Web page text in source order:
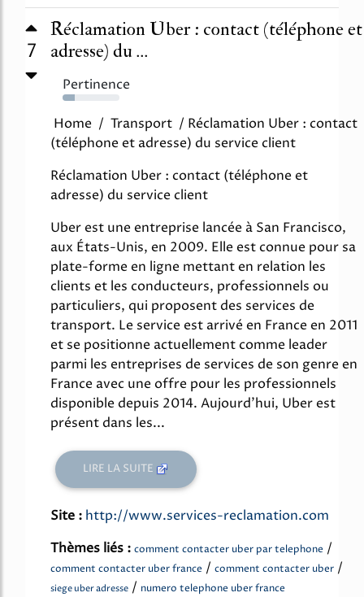
7
Réclamation Uber : contact (téléphone et
adresse) du ...
Pertinence
22%
Home / Transport / Réclamation Uber : contact
(téléphone et adresse) du service client
Réclamation Uber : contact (téléphone et
adresse) du service client
Uber est une entreprise lancée à San Francisco,
aux États-Unis, en 2009. Elle est connue pour sa
plate-forme en ligne mettant en relation les
clients et les conducteurs, professionnels ou
particuliers, qui proposent des services de
transport. Le service est arrivé en France en 2011
et se positionne actuellement comme leader
parmi les entreprises de services de son genre en
France avec une offre pour les professionnels
disponible depuis 2014. Aujourd'hui, Uber est
présent dans les...
LIRE LA SUITE
Site : http://www.services-reclamation.com
Thèmes liés : comment contacter uber par telephone /
comment contacter uber france / comment contacter uber /
siege uber adresse / numero telephone uber france